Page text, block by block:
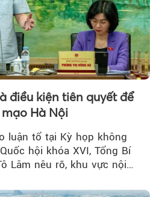
điều kiện tiên quyết để
Hà Nội
luận tổ tại Kỳ họp không
hội khóa XVI, Tổng Bí
Lâm nêu rõ, khu vực nội